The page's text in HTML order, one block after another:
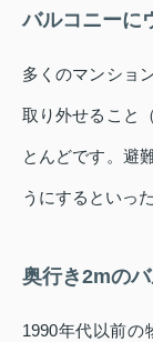
バルコニーに
多くのマンショ
取り外せること
とんどです。避
うにするといっ
奥行き2mの
1990年代以前の